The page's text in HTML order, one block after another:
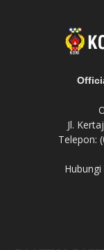
Jl.
Telepon:
Hubungi